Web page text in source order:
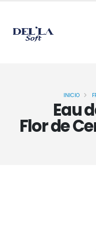
Eau
Flor de
INICIO